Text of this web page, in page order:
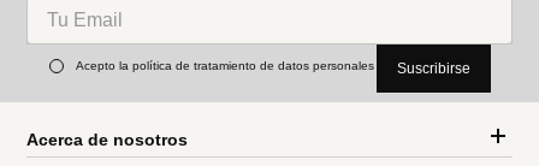
Acepto la política de tratamiento de datos personales Suscribirse
Acerca de nosotros